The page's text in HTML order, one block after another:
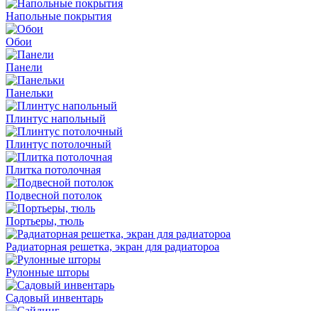
Напольные покрытия
Обои
Панели
Панельки
Плинтус напольный
Плинтус потолочный
Плитка потолочная
Подвесной потолок
Портьеры, тюль
Радиаторная решетка, экран для радиатороа
Рулонные шторы
Садовый инвентарь